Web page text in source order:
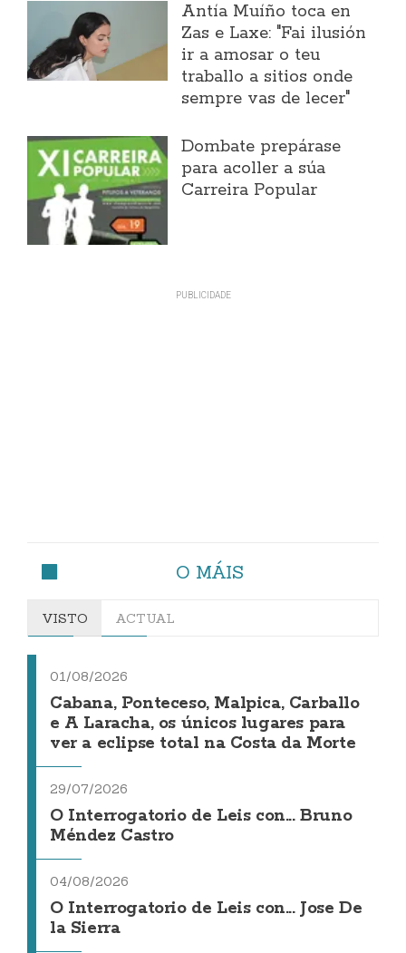
Antía Muíño toca en
Zas e Laxe: "Fai ilusión
ir a amosar o teu
traballo a sitios onde
sempre vas de lecer"
Dombate prepárase
para acoller a súa
Carreira Popular
O MÁIS
VISTO ACTUAL
01/08/2026
Cabana, Ponteceso, Malpica, Carballo
e A Laracha, os únicos lugares para
ver a eclipse total na Costa da Morte
29/07/2026
O Interrogatorio de Leis con... Bruno
Méndez Castro
04/08/2026
O Interrogatorio de Leis con... Jose De
la Sierra